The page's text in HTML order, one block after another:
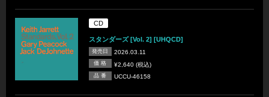
CD
スタンダーズ [Vol. 2] [UHQCD]
発売日 2026.03.11
価 格 ¥2,640 (税込)
品 番 UCCU-46158